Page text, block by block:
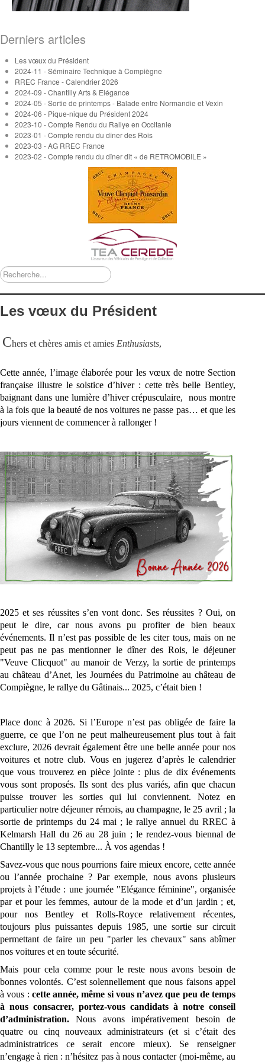
Derniers articles
Les vœux du Président
2024-11 - Séminaire Technique à Compiègne
RREC France - Calendrier 2026
2024-09 - Chantilly Arts & Elégance
2024-05 - Sortie de printemps - Balade entre Normandie et Vexin
2024-06 - Pique-nique du Président 2024
2023-10 - Compte Rendu du Rallye en Occitanie
2023-01 - Compte rendu du dîner des Rois
2023-03 - AG RREC France
2023-02 - Compte rendu du dîner dit « de RETROMOBILE »
Rechercher
Les vœux du Président
Chers et chères amis et amies Enthusiasts,
Cette année, l’image élaborée pour les vœux de notre Section
française illustre le solstice d’hiver : cette très belle Bentley,
baignant dans une lumière d’hiver crépusculaire, nous montre
à la fois que la beauté de nos voitures ne passe pas… et que les
jours viennent de commencer à rallonger !
2025 et ses réussites s’en vont donc. Ses réussites ? Oui, on
peut le dire, car nous avons pu profiter de bien beaux
événements. Il n’est pas possible de les citer tous, mais on ne
peut pas ne pas mentionner le dîner des Rois, le déjeuner
"Veuve Clicquot" au manoir de Verzy, la sortie de printemps
au château d’Anet, les Journées du Patrimoine au château de
Compiègne, le rallye du Gâtinais... 2025, c’était bien !
Place donc à 2026. Si l’Europe n’est pas obligée de faire la
guerre, ce que l’on ne peut malheureusement plus tout à fait
exclure, 2026 devrait également être une belle année pour nos
voitures et notre club. Vous en jugerez d’après le calendrier
que vous trouverez en pièce jointe : plus de dix événements
vous sont proposés. Ils sont des plus variés, afin que chacun
puisse trouver les sorties qui lui conviennent. Notez en
particulier notre déjeuner rémois, au champagne, le 25 avril ; la
sortie de printemps du 24 mai ; le rallye annuel du RREC à
Kelmarsh Hall du 26 au 28 juin ; le rendez-vous biennal de
Chantilly le 13 septembre... À vos agendas !
Savez-vous que nous pourrions faire mieux encore, cette année
ou l’année prochaine ? Par exemple, nous avons plusieurs
projets à l’étude : une journée "Elégance féminine", organisée
par et pour les femmes, autour de la mode et d’un jardin ; et,
pour nos Bentley et Rolls-Royce relativement récentes,
toujours plus puissantes depuis 1985, une sortie sur circuit
permettant de faire un peu "parler les chevaux" sans abîmer
nos voitures et en toute sécurité.
Mais pour cela comme pour le reste nous avons besoin de
bonnes volontés. C’est solennellement que nous faisons appel
à vous : cette année, même si vous n’avez que peu de temps
à nous consacrer, portez-vous candidats à notre conseil
d’administration. Nous avons impérativement besoin de
quatre ou cinq nouveaux administrateurs (et si c’était des
administratrices ce serait encore mieux). Se renseigner
n’engage à rien : n’hésitez pas à nous contacter (moi-même, au